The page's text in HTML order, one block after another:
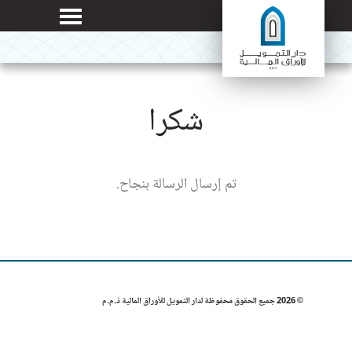
شكرا
تم إرسال الرسالة بنجاح.
© 2026 جميع الحقوق محفوظة لدار التمويل للأوراق المالية ذ.م.م